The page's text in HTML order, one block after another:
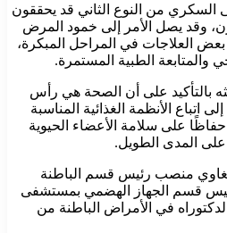
من النوع الثاني قد يحققون
وقد يصل الأمر إلى خمود المرض
العلاجات في المراحل المبكرة،
والمتابعة الطبية المستمرة.
بالتأكيد على أن الصحة هي رأس
اتباع الأنظمة الغذائية المناسبة
على سلامة الأعضاء الحيوية
على المدى الطويل.
منصب رئيس قسم الباطنة
قسم الجهاز الهضمي بمستشفى
في الأمراض الباطنة من